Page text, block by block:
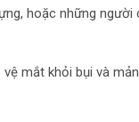
hoặc những
mắt khỏi bụi và